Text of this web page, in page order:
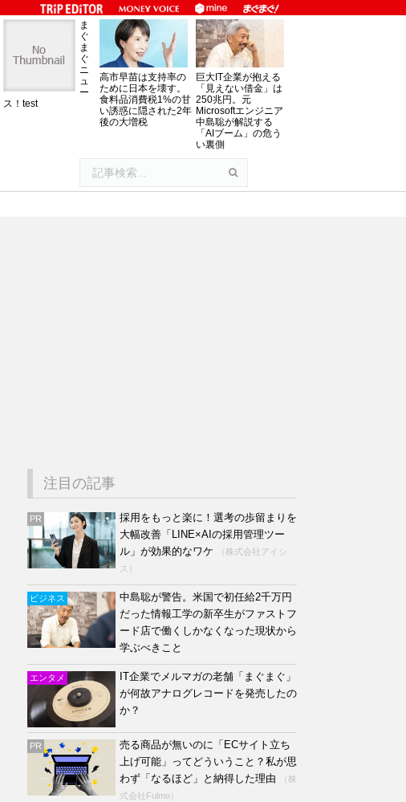
ま
ぐ
ま
ぐ
ニ
ュ
ー
ス！test
高市早苗は支持率の
ために日本を壊す。
食料品消費税1%の甘
い誘惑に隠された2年
後の大増税
巨大IT企業が抱える
「見えない借金」は
250兆円。元
Microsoftエンジニア
中島聡が解説する
「AIブーム」の危う
い裏側
注目の記事
PR
採用をもっと楽に！選考の歩留まりを
大幅改善「LINE×AIの採用管理ツー
ル」が効果的なワケ
（株式会社アイシ
ス）
ビジネス
中島聡が警告。米国で初任給2千万円
だった情報工学の新卒生がファストフ
ード店で働くしかなくなった現状から
学ぶべきこと
エンタメ
IT企業でメルマガの老舗「まぐまぐ」
が何故アナログレコードを発売したの
か？
PR
売る商品が無いのに「ECサイト立ち
上げ可能」ってどういうこと？私が思
わず「なるほど」と納得した理由
（株
式会社Fulmo）